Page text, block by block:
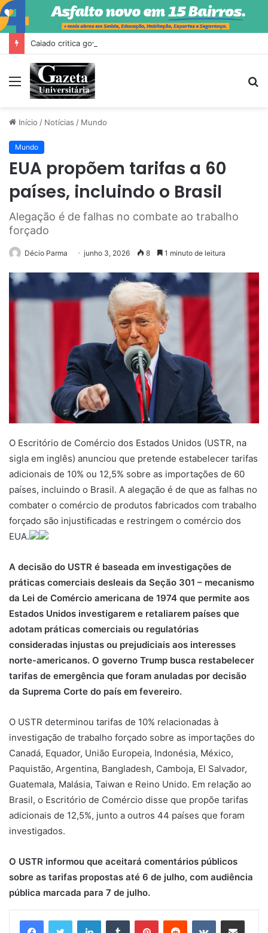
Menu
Início / Notícias / Mundo
Mundo
EUA propõem tarifas a 60
países, incluindo o Brasil
Alegação é de falhas no combate ao trabalho
forçado
Décio Parma junho 3, 2026 8 1 minuto de leitura
O Escritório de Comércio dos Estados Unidos (USTR, na
sigla em inglês) anunciou que pretende estabelecer tarifas
adicionais de 10% ou 12,5% sobre as importações de 60
países, incluindo o Brasil. A alegação é de que as falhas no
combater o comércio de produtos fabricados com trabalho
forçado são injustificadas e restringem o comércio dos
EUA.
A decisão do USTR é baseada em investigações de
práticas comerciais desleais da Seção 301 – mecanismo
da Lei de Comércio americana de 1974 que permite aos
Estados Unidos investigarem e retaliarem países que
adotam práticas comerciais ou regulatórias
consideradas injustas ou prejudiciais aos interesses
norte-americanos. O governo Trump busca restabelecer
tarifas de emergência que foram anuladas por decisão
da Suprema Corte do país em fevereiro.
O USTR determinou tarifas de 10% relacionadas à
investigação de trabalho forçado sobre as importações do
Canadá, Equador, União Europeia, Indonésia, México,
Paquistão, Argentina, Bangladesh, Camboja, El Salvador,
Guatemala, Malásia, Taiwan e Reino Unido. Em relação ao
Brasil, o Escritório de Comércio disse que propõe tarifas
adicionais de 12,5%, junto a outros 44 países que foram
investigados.
O USTR informou que aceitará comentários públicos
sobre as tarifas propostas até 6 de julho, com audiência
pública marcada para 7 de julho.
LinkedinTumblr PinterestReddit VK Compartilhar via e-mail